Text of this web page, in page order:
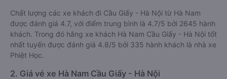
Chất lượng các xe khách đi Cầu Giấy - Hà Nội từ Hà Nam
được đánh giá 4.7, với điểm trung bình là 4.7/5 bởi 2645 hành
khách. Trong đó hãng xe khách Hà Nam Cầu Giấy - Hà Nội tốt
nhất tuyến được đánh giá 4.8/5 bởi 335 hành khách là nhà xe
Phiệt Học.
2. Giá vé xe Hà Nam Cầu Giấy - Hà Nội